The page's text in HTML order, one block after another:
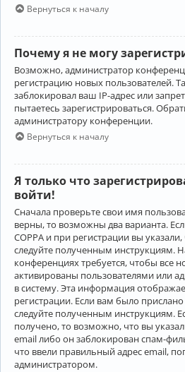
Вернуться к началу
Почему я не могу
Возможно, администратор
регистрацию новых пользователей.
заблокировал ваш IP-адрес или
пытаетесь зарегистрироваться.
администратору конференции.
Вернуться к началу
Я только что
войти!
Сначала проверьте свои имя
верны, то возможны два варианта.
COPPA и при регистрации вы
следуйте полученным инструкциям.
конференциях требуется, чтобы все
активированы пользователями или
в систему. Эта информация
регистрации. Если вам было
следуйте полученным инструкциям.
получено, то возможно, что вы
email либо он заблокирован спам-
что ввели правильный адрес email,
администратором.